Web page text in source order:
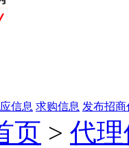
信息 求购信息 发布招
页 > 代